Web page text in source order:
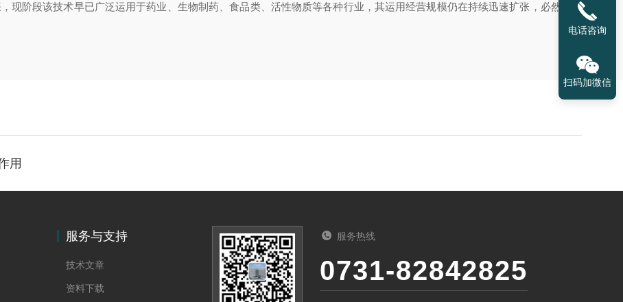
阶段该技术早已广泛运用于药业、生物制药、食品类、活性物质等各种行业，其运用经营规模仍在持续迅速扩张，必然变成
用
服务与支持
技术文章
资料下载
服务热线
0731-82842825
电话咨询
扫码加微信